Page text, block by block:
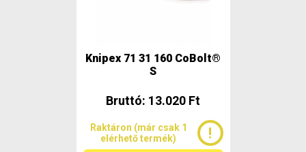
Knipex 71 31 160 CoBolt®
S
Bruttó: 13.020 Ft
Raktáron (már csak 1
elérhető termék)